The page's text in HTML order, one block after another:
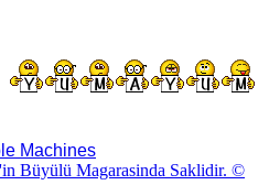
Machines
Büyülü Magarasinda Saklidir. ©